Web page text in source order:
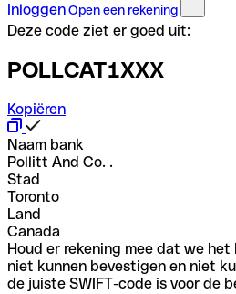
InloggenOpen een rekening
Deze code ziet er goed uit:
POLLCAT1XXX
Kopiëren
Naam bank
Pollitt And Co. .
Stad
Toronto
Land
Canada
Houd er rekening mee dat we
niet kunnen bevestigen en niet
de juiste SWIFT-code is voor de